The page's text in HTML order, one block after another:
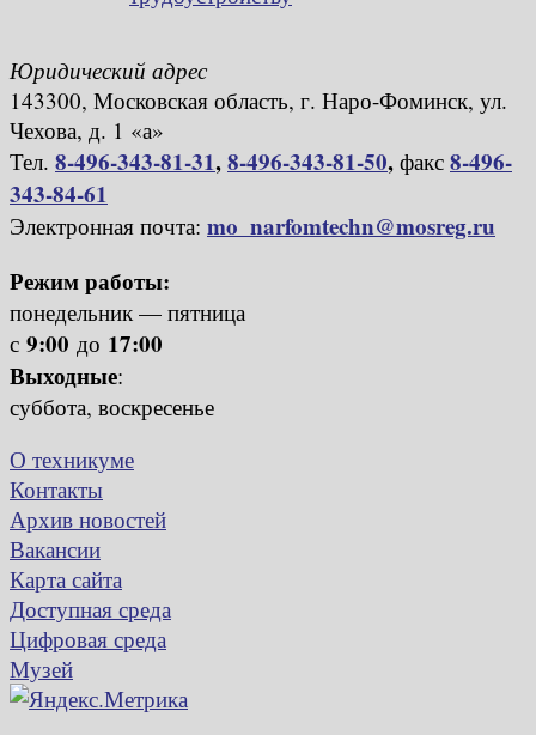
Юридический адрес
143300, Московская область, г. Наро-Фоминск, ул.
Чехова, д. 1 «а»
Тел. 8-496-343-81-31,8-496-343-81-50, факс 8-496-
343-84-61
Электронная почта: mo_narfomtechn@mosreg.ru
Режим работы:
понедельник — пятница
с 9:00 до 17:00
Выходные:
суббота, воскресенье
О техникуме
Контакты
Архив новостей
Вакансии
Карта сайта
Доступная среда
Цифровая среда
Музей